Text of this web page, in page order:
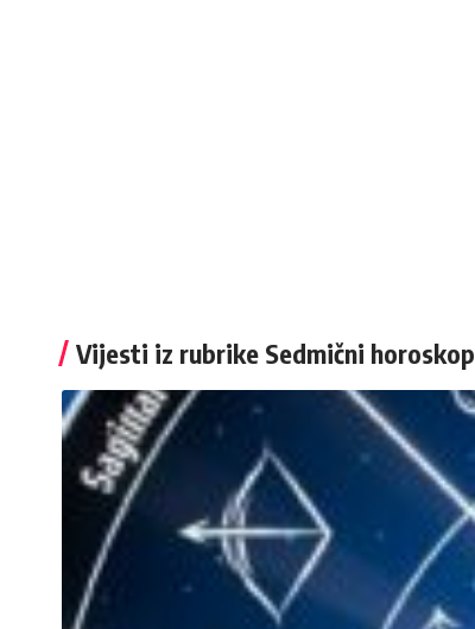
Vijesti iz rubrike Sedmični horoskop